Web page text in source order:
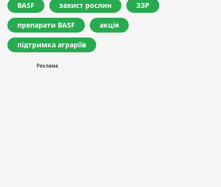
BASF захист рослин ЗЗР
препарати BASF акція
підтримка аграріїв